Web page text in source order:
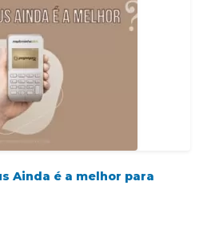
Ainda é a melhor para